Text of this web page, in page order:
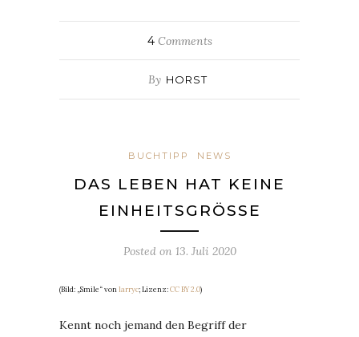
4Comments
By HORST
BUCHTIPP NEWS
DAS LEBEN HAT KEINE
EINHEITSGRÖSSE
Posted on 13. Juli 2020
(Bild: „Smile“ vonlarryc; Lizenz:CC BY 2.0)
Kennt noch jemand den Begriff der